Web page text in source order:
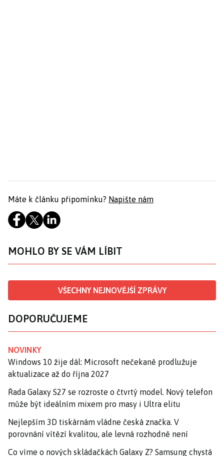
Máte k článku připomínku? Napište nám
MOHLO BY SE VÁM LÍBIT
VŠECHNY NEJNOVĚJŠÍ ZPRÁVY
DOPORUČUJEME
NOVINKY
Windows 10 žije dál: Microsoft nečekaně prodlužuje
aktualizace až do října 2027
Řada Galaxy S27 se rozroste o čtvrtý model. Nový telefon
může být ideálním mixem pro masy i Ultra elitu
Nejlepším 3D tiskárnám vládne česká značka. V
porovnání vítězí kvalitou, ale levná rozhodně není
Co víme o nových skládačkách Galaxy Z? Samsung chystá